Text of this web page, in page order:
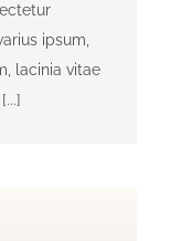
ipsum,
lacinia vitae